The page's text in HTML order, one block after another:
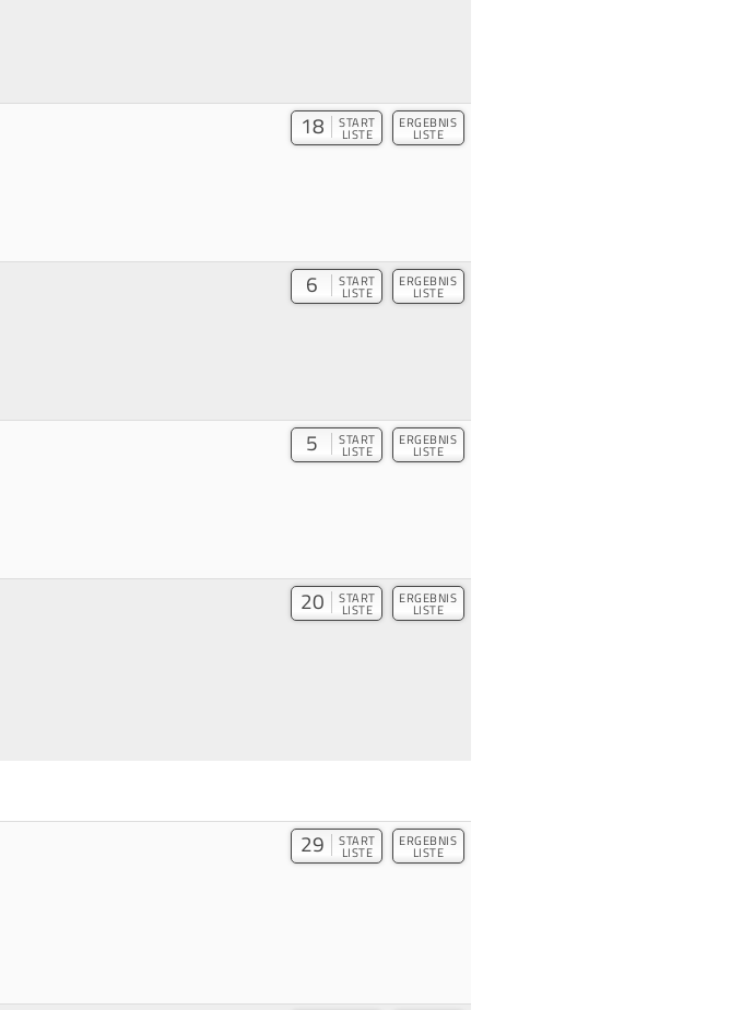
18 START
LISTE
ERGEBNIS
LISTE
6 START
LISTE
ERGEBNIS
LISTE
5 START
LISTE
ERGEBNIS
LISTE
20 START
LISTE
ERGEBNIS
LISTE
29 START
LISTE
ERGEBNIS
LISTE